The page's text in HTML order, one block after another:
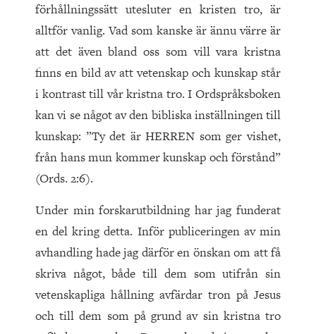
förhållningssätt utesluter en kristen tro, är
alltför vanlig. Vad som kanske är ännu värre är
att det även bland oss som vill vara kristna
finns en bild av att vetenskap och kunskap står
i kontrast till vår kristna tro. I Ordspråksboken
kan vi se något av den bibliska inställningen till
kunskap: ”Ty det är HERREN som ger vishet,
från hans mun kommer kunskap och förstånd”
(Ords. 2:6).
Under min forskarutbildning har jag funderat
en del kring detta. Inför publiceringen av min
avhandling hade jag därför en önskan om att få
skriva något, både till dem som utifrån sin
vetenskapliga hållning avfärdar tron på Jesus
och till dem som på grund av sin kristna tro